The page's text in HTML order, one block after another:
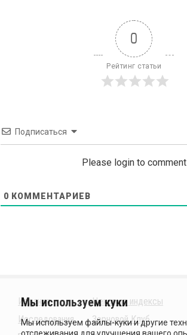
0
Рейтинг статьи
Подписаться
Please login to comment
0 КОММЕНТАРИЕВ
Издания
Исследования
Ценовые индексы
Зерновой Клуб